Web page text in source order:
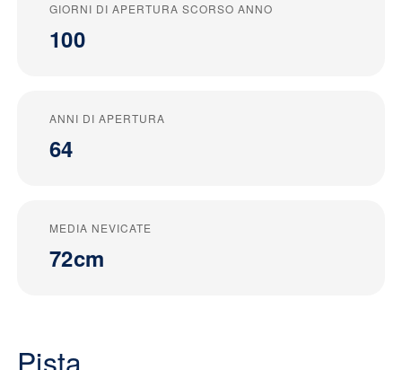
GIORNI DI APERTURA SCORSO ANNO
100
ANNI DI APERTURA
64
MEDIA NEVICATE
72cm
Pista